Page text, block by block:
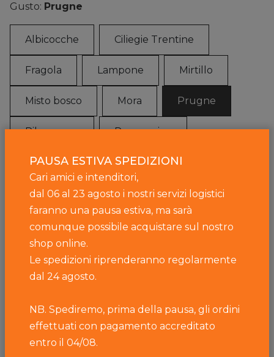
Gusto: Prugne
Albicocche Ciliegie Trentine
Fragola Lampone Mirtillo
Misto bosco Mora Prugne
Ribes rosso Rosa canina
Sambuco
Peso:340g
340g
- +
PAUSA ESTIVA SPEDIZIONI
Cari amici e intenditori,
dal 06 al 23 agosto i nostri servizi logistici
faranno una pausa estiva, ma sarà
comunque possibile acquistare sul nostro
shop online.
Le spedizioni riprenderanno regolarmente
dal 24 agosto.
NB. Spediremo, prima della pausa, gli ordini
effettuati con pagamento accreditato
entro il 04/08.